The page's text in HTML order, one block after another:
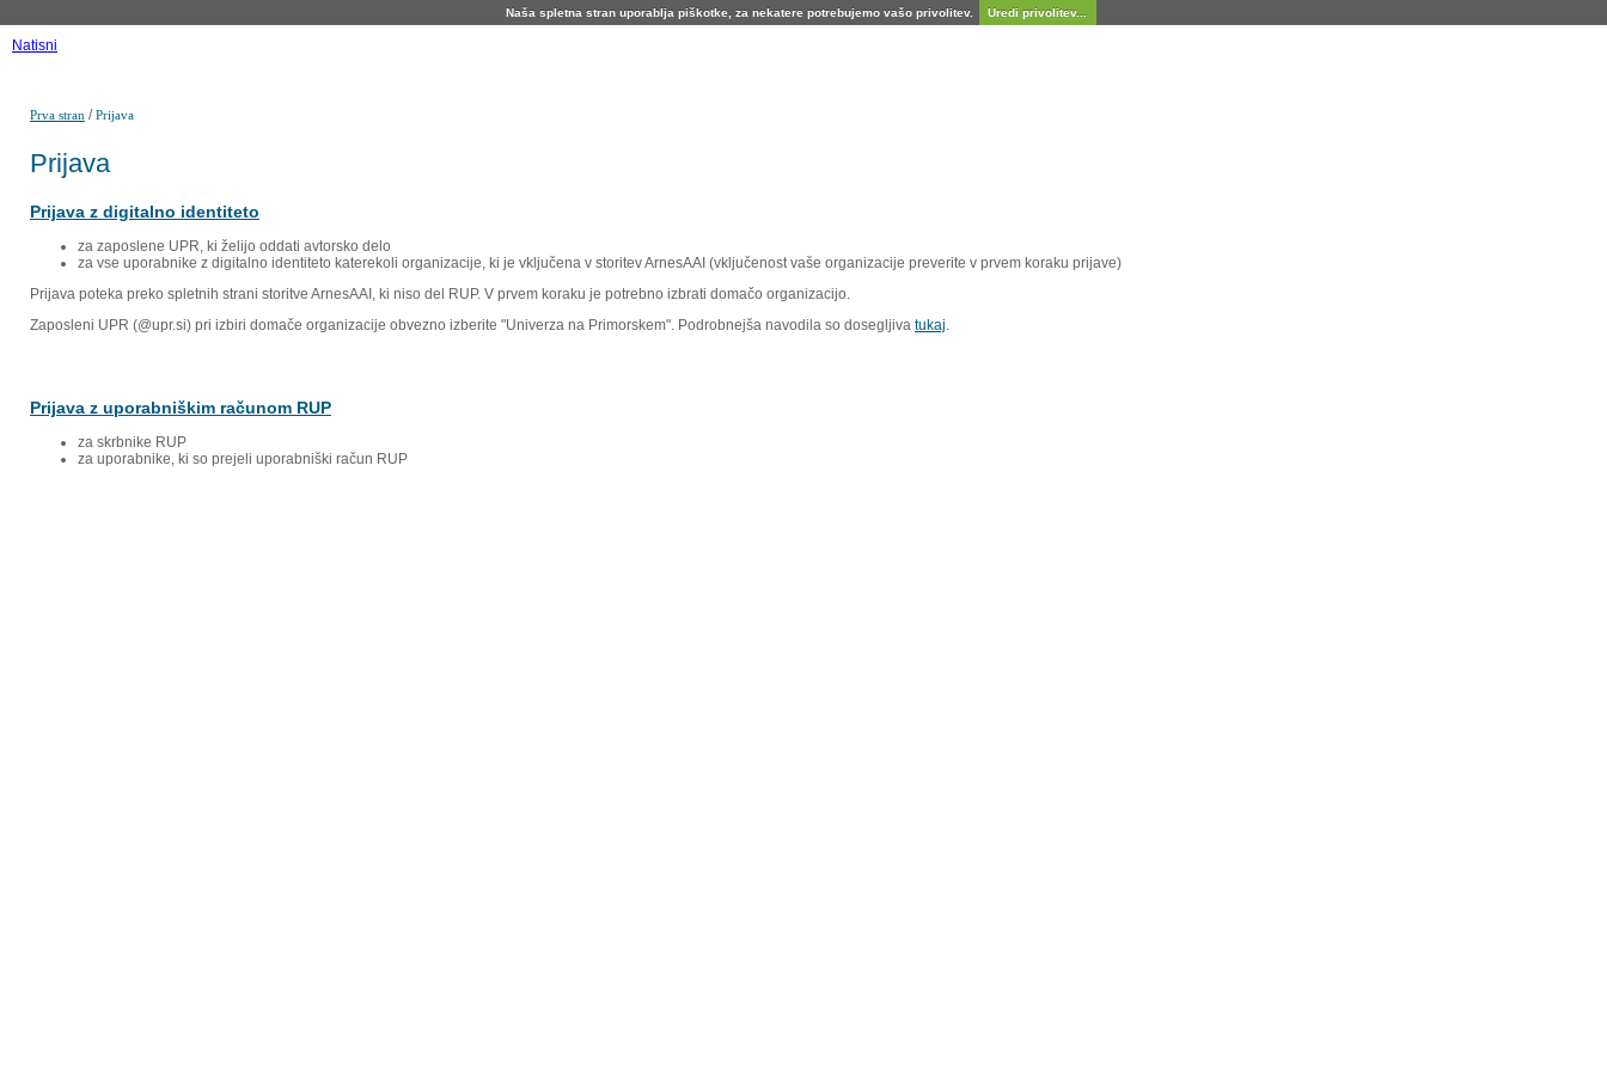
Naša spletna stran uporablja piškotke, za nekatere potrebujemo vašo privolitev. Uredi privolitev...
Natisni
Prva stran /Prijava
Prijava
Prijava z digitalno identiteto
za zaposlene UPR, ki želijo oddati avtorsko delo
za vse uporabnike z digitalno identiteto katerekoli organizacije, ki je vključena v storitev ArnesAAI (vključenost vaše organizacije preverite v prvem koraku prijave)
Prijava poteka preko spletnih strani storitve ArnesAAI, ki niso del RUP. V prvem koraku je potrebno izbrati domačo organizacijo.
Zaposleni UPR (@upr.si) pri izbiri domače organizacije obvezno izberite "Univerza na Primorskem". Podrobnejša navodila so dosegljiva tukaj
Prijava z uporabniškim računom RUP
za skrbnike RUP
za uporabnike, ki so prejeli uporabniški račun RUP